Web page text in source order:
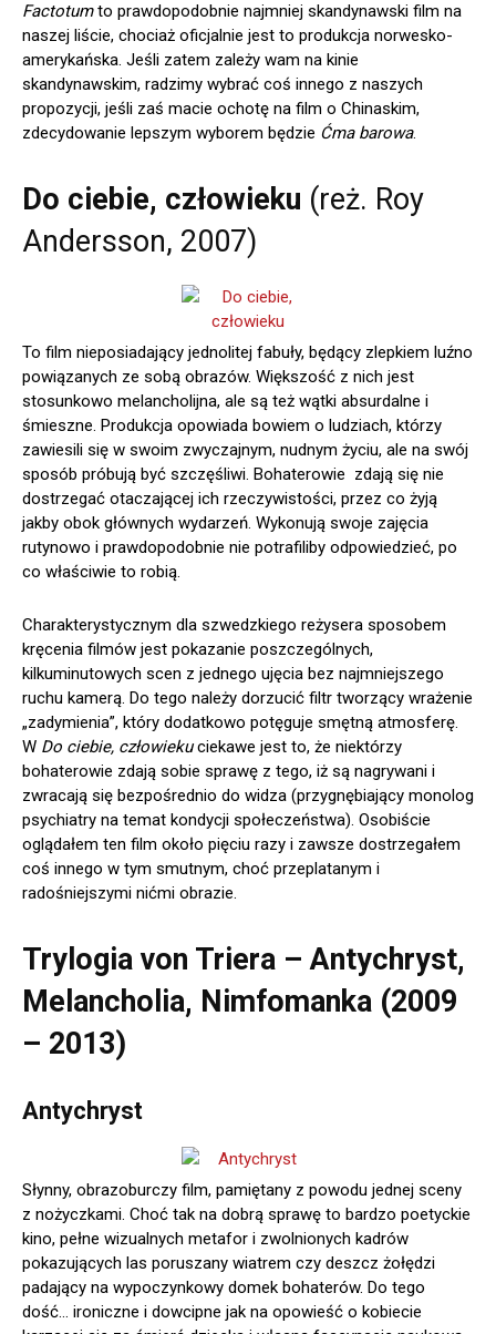
Factotumto prawdopodobnie najmniej skandynawski film na
naszej liście, chociaż oficjalnie jest to produkcja norwesko-
amerykańska. Jeśli zatem zależy wam na kinie
skandynawskim, radzimy wybrać coś innego z naszych
propozycji, jeśli zaś macie ochotę na film o Chinaskim,
zdecydowanie lepszym wyborem będzie Ćma barowa.
Do ciebie, człowieku (reż. Roy
Andersson, 2007)
To film nieposiadający jednolitej fabuły, będący zlepkiem luźno
powiązanych ze sobą obrazów. Większość z nich jest
stosunkowo melancholijna, ale są też wątki absurdalne i
śmieszne. Produkcja opowiada bowiem o ludziach, którzy
zawiesili się w swoim zwyczajnym, nudnym życiu, ale na swój
sposób próbują być szczęśliwi. Bohaterowie zdają się nie
dostrzegać otaczającej ich rzeczywistości, przez co żyją
jakby obok głównych wydarzeń. Wykonują swoje zajęcia
rutynowo i prawdopodobnie nie potrafiliby odpowiedzieć, po
co właściwie to robią.
Charakterystycznym dla szwedzkiego reżysera sposobem
kręcenia filmów jest pokazanie poszczególnych,
kilkuminutowych scen z jednego ujęcia bez najmniejszego
ruchu kamerą. Do tego należy dorzucić filtr tworzący wrażenie
„zadymienia”, który dodatkowo potęguje smętną atmosferę.
W Do ciebie, człowiekuciekawe jest to, że niektórzy
bohaterowie zdają sobie sprawę z tego, iż są nagrywani i
zwracają się bezpośrednio do widza (przygnębiający monolog
psychiatry na temat kondycji społeczeństwa). Osobiście
oglądałem ten film około pięciu razy i zawsze dostrzegałem
coś innego w tym smutnym, choć przeplatanym i
radośniejszymi nićmi obrazie.
Trylogia von Triera – Antychryst,
Melancholia, Nimfomanka (2009
– 2013)
Antychryst
Słynny, obrazoburczy film, pamiętany z powodu jednej sceny
z nożyczkami. Choć tak na dobrą sprawę to bardzo poetyckie
kino, pełne wizualnych metafor i zwolnionych kadrów
pokazujących las poruszany wiatrem czy deszcz żołędzi
padający na wypoczynkowy domek bohaterów. Do tego
dość… ironiczne i dowcipne jak na opowieść o kobiecie